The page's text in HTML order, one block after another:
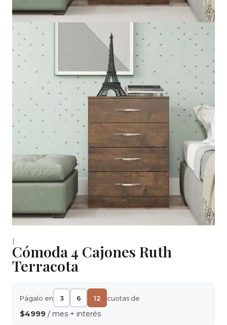
|
Cómoda 4 Cajones Ruth
Terracota
Págalo en 3 6 12 cuotas de
$4999 / mes + interés